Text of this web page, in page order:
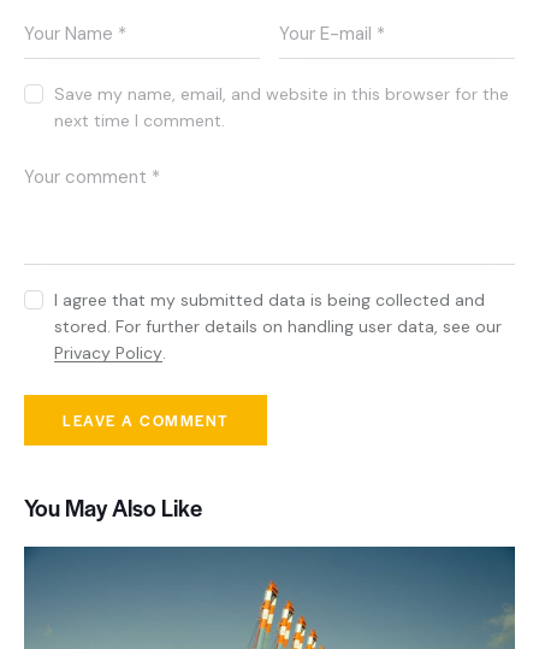
Save my name, email, and website in this browser for the
next time I comment.
I agree that my submitted data is being collected and
stored. For further details on handling user data, see our
Privacy Policy
You May Also Like